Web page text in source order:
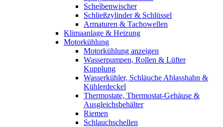
Scheibenwischer
Schließzylinder & Schlüssel
Armaturen & Tachowellen
Klimaanlage & Heizung
Motorkühlung
Motorkühlung anzeigen
Wasserpumpen, Rollen & Lüfter
Kupplung
Wasserkühler, Schläuche Ablasshahn &
Kühlerdeckel
Thermostate, Thermostat-Gehäuse &
Ausgleichsbehälter
Riemen
Schlauchschellen